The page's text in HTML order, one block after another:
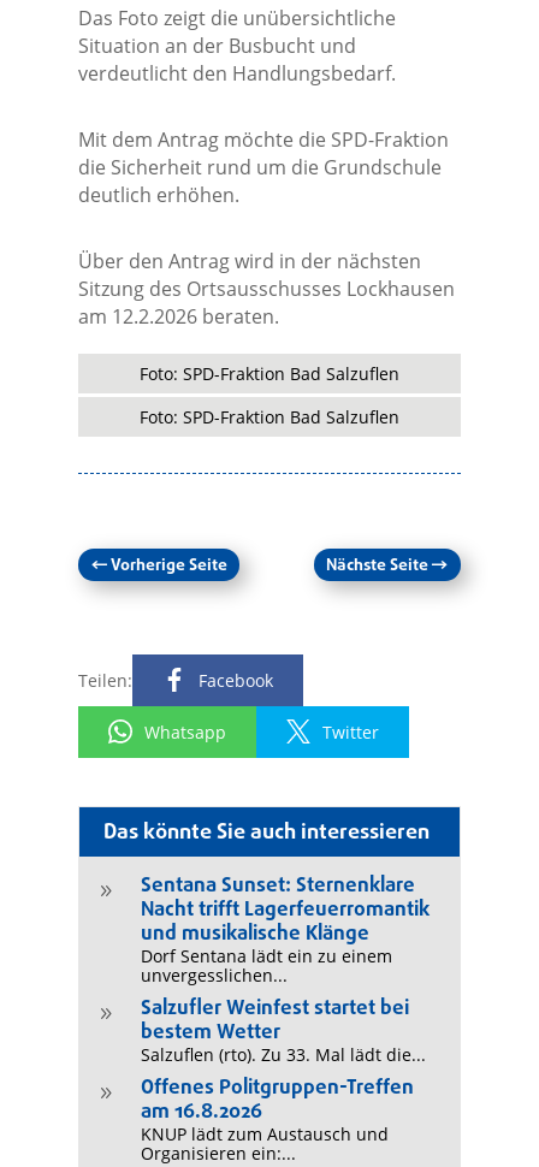
Das könnte Sie auch interessieren
9
Sentana Sunset: Sternenklare
Nacht trifft Lagerfeuerromantik
und musikalische Klänge
Dorf Sentana lädt ein zu einem
unvergesslichen...
9
Salzufler Weinfest startet bei
bestem Wetter
Salzuflen (rto). Zu 33. Mal lädt die...
9
Offenes Politgruppen-Treffen
am 16.8.2026
KNUP lädt zum Austausch und
Organisieren ein:...
Das Foto zeigt die unübersichtliche
Situation an der Busbucht und
verdeutlicht den Handlungsbedarf.
Mit dem Antrag möchte die SPD-Fraktion
die Sicherheit rund um die Grundschule
deutlich erhöhen.
Über den Antrag wird in der nächsten
Sitzung des Ortsausschusses Lockhausen
am 12.2.2026 beraten.
Foto: SPD-Fraktion Bad Salzuflen
Foto: SPD-Fraktion Bad Salzuflen
←Vorherige Seite Nächste Seite→
Teilen: Facebook
Whatsapp Twitter